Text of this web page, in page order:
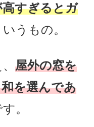
すぎるとガ
いうもの。
屋外の窓を
を選んであ
。